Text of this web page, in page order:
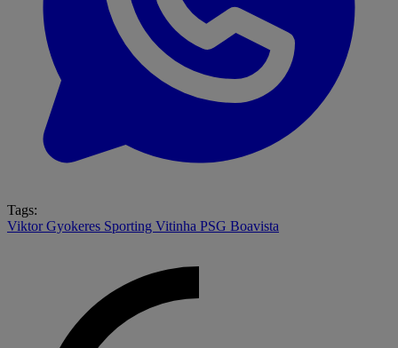
Tags:
Viktor Gyokeres Sporting Vitinha PSG Boavista